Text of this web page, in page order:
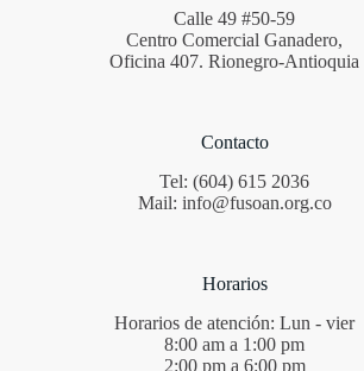
Calle 49 #50-59
Centro Comercial Ganadero,
Oficina 407. Rionegro-Antioquia
Contacto
Tel: (604) 615 2036
Mail: info@fusoan.org.co
Horarios
Horarios de atención: Lun - vier
8:00 am a 1:00 pm
2:00 pm a 6:00 pm